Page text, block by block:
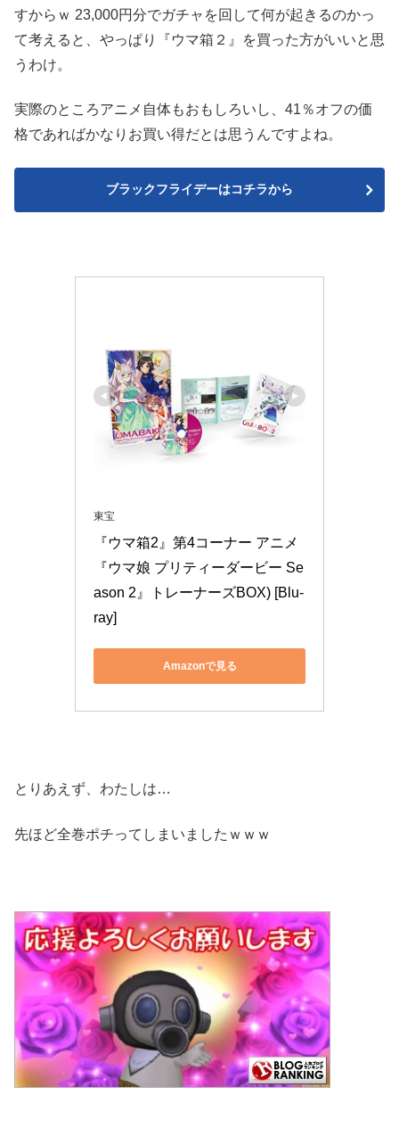
すからｗ 23,000円分でガチャを回して何が起きるのかっ
て考えると、やっぱり『ウマ箱２』を買った方がいいと思
うわけ。
実際のところアニメ自体もおもしろいし、41％オフの価
格であればかなりお買い得だとは思うんですよね。
ブラックフライデーはコチラから
東宝
『ウマ箱2』第4コーナー アニメ
『ウマ娘 プリティーダービー Se
ason 2』トレーナーズBOX) [Blu-
ray]
Amazonで見る
とりあえず、わたしは…
先ほど全巻ポチってしまいましたｗｗｗ